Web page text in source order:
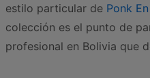
estilo particular de Ponk
colección es el punto de
profesional en Bolivia que